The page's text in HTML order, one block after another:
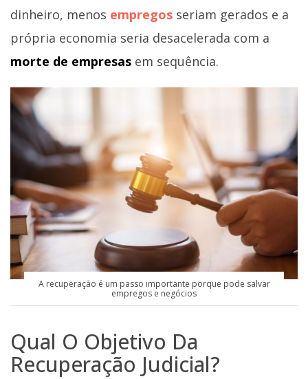
dinheiro, menos empregos seriam gerados e a
própria economia seria desacelerada com a
morte de empresas em sequência.
A recuperação é um passo importante porque pode salvar
empregos e negócios
Qual O Objetivo Da
Recuperação Judicial?